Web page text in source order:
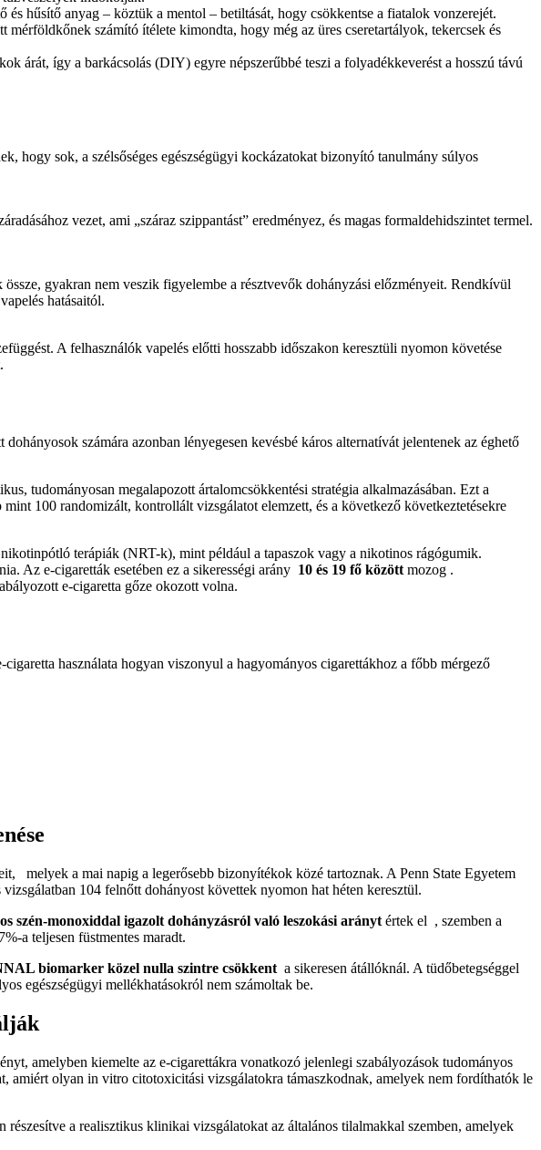
hűsítő anyag – köztük a mentol – betiltását, hogy csökkentse a fiatalok vonzerejét.
számító ítélete kimondta, hogy még az üres cseretartályok, tekercsek és
árát, így a barkácsolás (DIY) egyre népszerűbbé teszi a folyadékkeverést a hosszú távú
hogy sok, a szélsőséges egészségügyi kockázatokat bizonyító tanulmány súlyos
vezet, ami „száraz szippantást” eredményez, és magas formaldehidszintet termel.
gyakran nem veszik figyelembe a résztvevők dohányzási előzményeit. Rendkívül
hatásaitól.
A felhasználók vapelés előtti hosszabb időszakon keresztüli nyomon követése
számára azonban lényegesen kevésbé káros alternatívát jelentenek az éghető
tudományosan megalapozott ártalomcsökkentési stratégia alkalmazásában. Ezt a
100 randomizált, kontrollált vizsgálatot elemzett, és a következő következtetésekre
terápiák (NRT-k), mint például a tapaszok vagy a nikotinos rágógumik.
Az e-cigaretták esetében ez a sikerességi arány 10 és 19 fő között mozog .
e-cigaretta gőze okozott volna.
használata hogyan viszonyul a hagyományos cigarettákhoz a főbb mérgező
a mai napig a legerősebb bizonyítékok közé tartoznak. A Penn State Egyetem
104 felnőtt dohányost követtek nyomon hat héten keresztül.
szén-monoxiddal igazolt dohányzásról való leszokási arányt értek el , szemben a
a teljesen füstmentes maradt.
biomarker közel nulla szintre csökkent a sikeresen átállóknál. A tüdőbetegséggel
egészségügyi mellékhatásokról nem számoltak be.
amelyben kiemelte az e-cigarettákra vonatkozó jelenlegi szabályozások tudományos
olyan in vitro citotoxicitási vizsgálatokra támaszkodnak, amelyek nem fordíthatók le
a realisztikus klinikai vizsgálatokat az általános tilalmakkal szemben, amelyek